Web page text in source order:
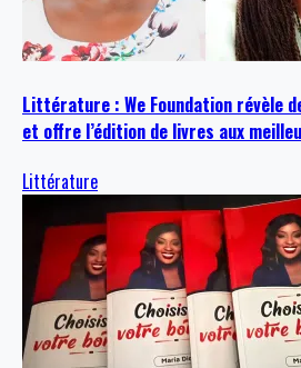
Littérature : We Foundation révèle
et offre l’édition de livres aux
Littérature